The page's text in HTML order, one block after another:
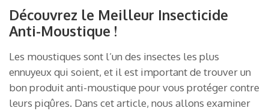
Découvrez le Meilleur Insecticide
Anti-Moustique !
Les moustiques sont l’un des insectes les plus
ennuyeux qui soient, et il est important de trouver un
bon produit anti-moustique pour vous protéger contre
leurs piqûres. Dans cet article, nous allons examiner